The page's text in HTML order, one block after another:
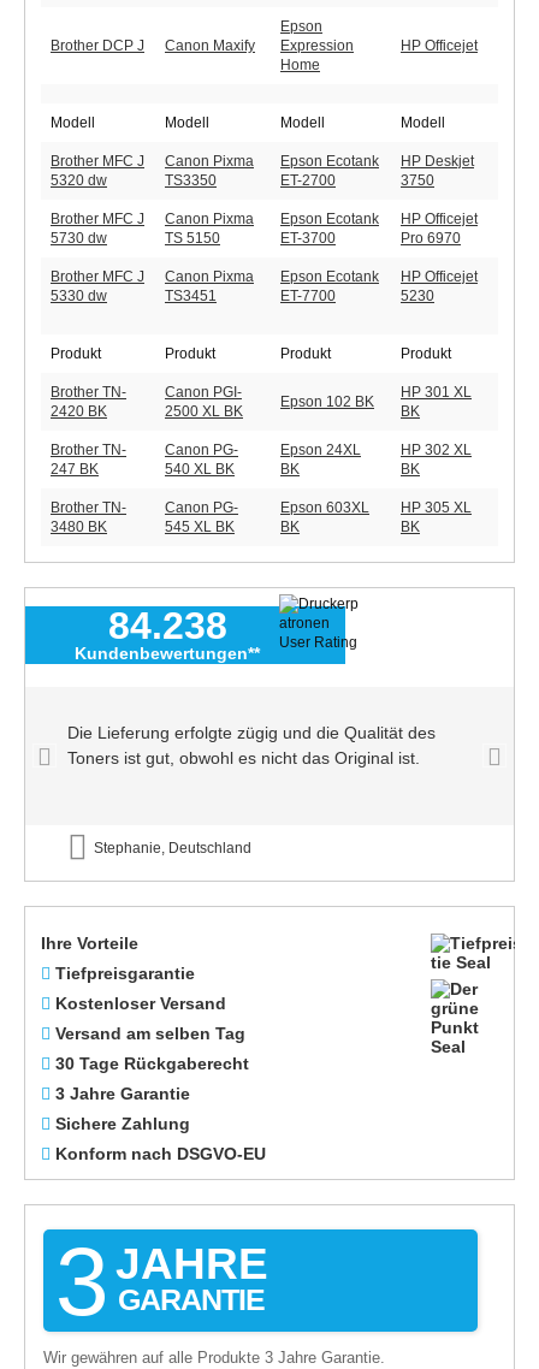
84.238
Kundenbewertungen**
Die Lieferung erfolgte zügig und die Qualität des
Toners ist gut, obwohl es nicht das Original ist.
Stephanie, Deutschland
Ihre Vorteile
Tiefpreisgarantie
Kostenloser Versand
Versand am selben Tag
30 Tage Rückgaberecht
3 Jahre Garantie
Sichere Zahlung
Konform nach DSGVO-EU
3 JAHRE
GARANTIE
Wir gewähren auf alle Produkte 3 Jahre Garantie.
Brother DCP J Canon Maxify
Epson
Expression
Home
HP Officejet
Modell Modell Modell Modell
Brother MFC J
5320 dw
Canon Pixma
TS3350
Epson Ecotank
ET-2700
HP Deskjet
3750
Brother MFC J
5730 dw
Canon Pixma
TS 5150
Epson Ecotank
ET-3700
HP Officejet
Pro 6970
Brother MFC J
5330 dw
Canon Pixma
TS3451
Epson Ecotank
ET-7700
HP Officejet
5230
Produkt Produkt Produkt Produkt
Brother TN-
2420 BK
Canon PGI-
2500 XL BK
Epson 102 BK
HP 301 XL
BK
Brother TN-
247 BK
Canon PG-
540 XL BK
Epson 24XL
BK
HP 302 XL
BK
Brother TN-
3480 BK
Canon PG-
545 XL BK
Epson 603XL
BK
HP 305 XL
BK